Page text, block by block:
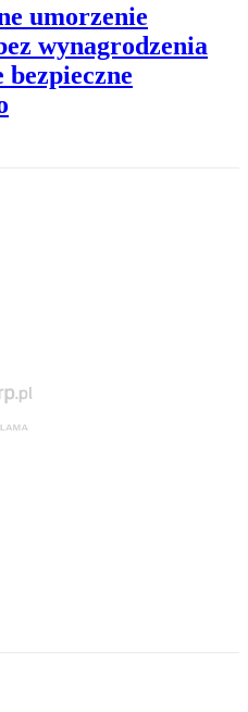
umorzenie
wynagrodzenia
bezpieczne